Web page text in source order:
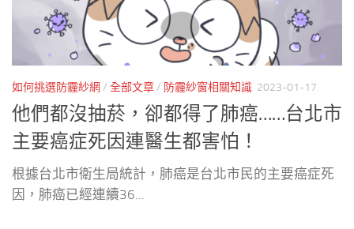
如何挑選防霾紗網 / 全部文章/ 防霾紗窗相關知識 2023-01-17
他們都沒抽菸，卻都得了肺癌……台北市
主要癌症死因連醫生都害怕！
根據台北市衛生局統計，肺癌是台北市民的主要癌症死
因，肺癌已經連續36...